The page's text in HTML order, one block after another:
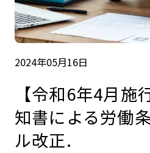
2024年05月16日
【令和6年4月施
知書による労働
ル改正.